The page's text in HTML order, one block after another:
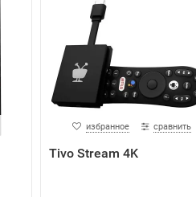
избранное сравнить
Tivo Stream 4K